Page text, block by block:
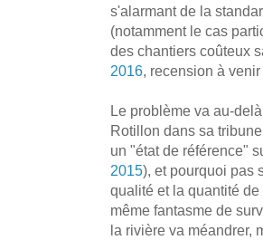
s'alarmant de la
(notamment le cas
des chantiers coûteux
2016 , recension à
Le problème va au-
Rotillon dans sa
un "état de référence"
2015), et pourquoi pas
qualité et la quantité
même fantasme de
la rivière va méandrer,